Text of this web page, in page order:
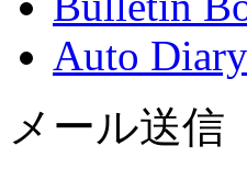
Auto
メール送信